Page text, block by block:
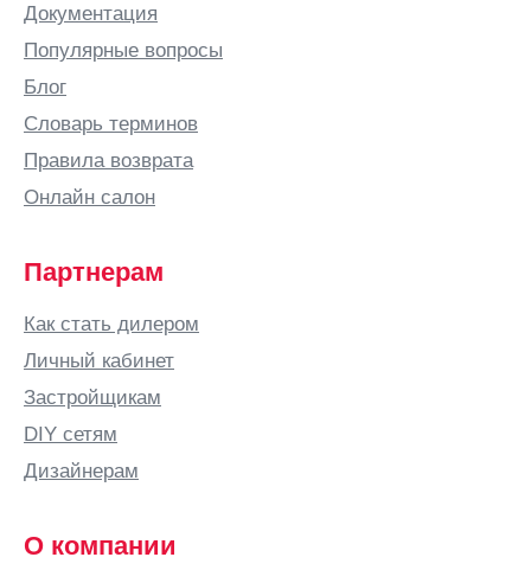
Документация
Популярные вопросы
Блог
Словарь терминов
Правила возврата
Онлайн салон
Партнерам
Как стать дилером
Личный кабинет
Застройщикам
DIY сетям
Дизайнерам
О компании